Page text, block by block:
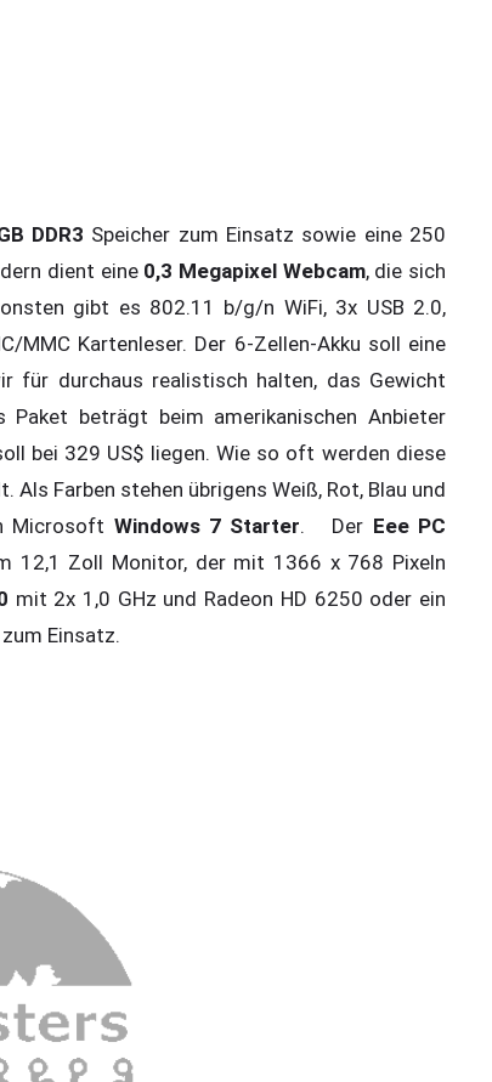
DDR3 Speicher zum Einsatz sowie eine 250
dient eine 0,3 Megapixel Webcam, die sich
gibt es 802.11 b/g/n WiFi, 3x USB 2.0,
MMC Kartenleser. Der 6-Zellen-Akku soll eine
für durchaus realistisch halten, das Gewicht
beträgt beim amerikanischen Anbieter
bei 329 US$ liegen. Wie so oft werden diese
Farben stehen übrigens Weiß, Rot, Blau und
Microsoft Windows 7 Starter. Der Eee PC
12,1 Zoll Monitor, der mit 1366 x 768 Pixeln
mit 2x 1,0 GHz und Radeon HD 6250 oder ein
Einsatz.